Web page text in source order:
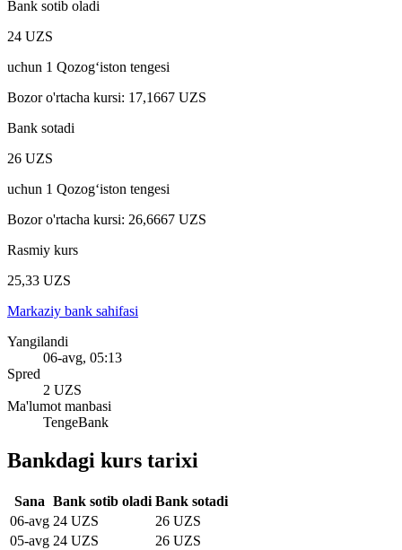
Bank sotib oladi
24 UZS
uchun 1 Qozog‘iston tengesi
Bozor o'rtacha kursi: 17,1667 UZS
Bank sotadi
26 UZS
uchun 1 Qozog‘iston tengesi
Bozor o'rtacha kursi: 26,6667 UZS
Rasmiy kurs
25,33 UZS
Markaziy bank sahifasi
Yangilandi
06-avg, 05:13
Spred
2 UZS
Ma'lumot manbasi
TengeBank
Bankdagi kurs tarixi
Sana Bank sotib oladi Bank sotadi
06-avg 24 UZS
26 UZS
05-avg 24 UZS
26 UZS